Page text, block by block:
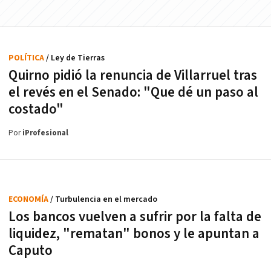
Quirno pidió la renuncia de Villarruel tras
el revés en el Senado: "Que dé un paso al
costado"
POLÍTICA/ Ley de Tierras
PoriProfesional
Los bancos vuelven a sufrir por la falta de
liquidez, "rematan" bonos y le apuntan a
Caputo
ECONOMÍA/ Turbulencia en el mercado